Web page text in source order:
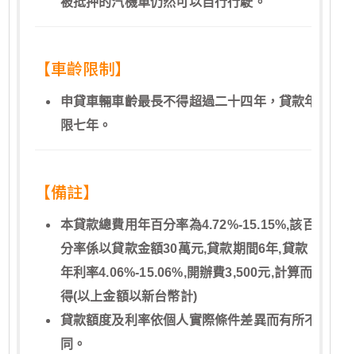
【車齡限制】
申貸車輛車齡最長不得超過二十四年，貸款年
限七年。
【備註】
本貸款總費用年百分率為4.72%-15.15%,該百
分率係以貸款金額30萬元,貸款期間6年,貸款
年利率4.06%-15.06%,開辦費3,500元,計算而
得(以上金額以新台幣計)
貸款額度及利率依個人實際條件差異而有所不
同。